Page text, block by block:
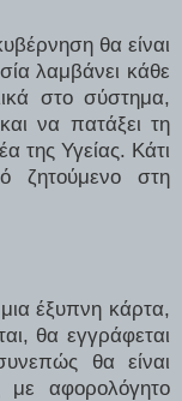
θα είναι
λαμβάνει κάθε
στο σύστημα,
να πατάξει τη
της Υγείας. Κάτι
ζητούμενο στη
έξυπνη κάρτα,
θα εγγράφεται
θα είναι
με αφορολόγητο